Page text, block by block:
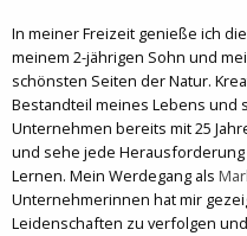
In meiner Freizeit genieße ich
meinem 2-jährigen Sohn und
schönsten Seiten der Natur.
Bestandteil meines Lebens und
Unternehmen bereits mit 25
und sehe jede Herausforderung
Lernen. Mein Werdegang als
Unternehmerinnen hat mir
Leidenschaften zu verfolgen